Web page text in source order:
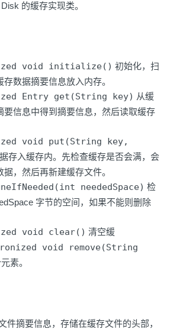
的缓存实现类。
void initialize() 初始化，扫
数据摘要信息放入内存。
Entry get(String key) 从缓
要信息中得到摘要信息，然后读取缓存
void put(String key,
存入缓存内。先检查缓存是否会满，会
，然后再新建缓存文件。
neededSpace) 检
字节的空间，如果不能则删除
void clear() 清空缓
void remove(String
素。
件摘要信息，存储在缓存文件的头部，